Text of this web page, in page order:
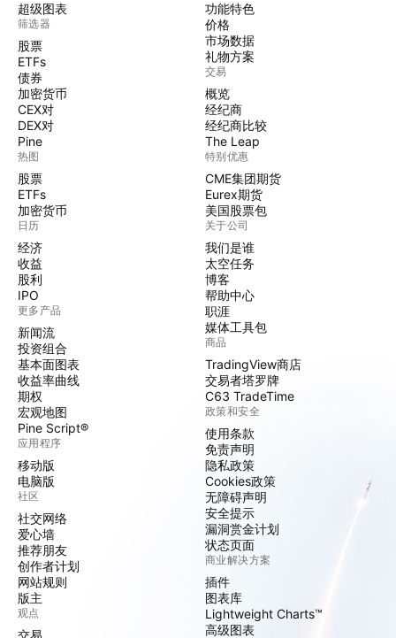
超级图表
筛选器
股票
ETFs
债券
加密货币
CEX对
DEX对
Pine
热图
股票
ETFs
加密货币
日历
经济
收益
股利
IPO
更多产品
新闻流
投资组合
基本面图表
收益率曲线
期权
宏观地图
Pine Script®
应用程序
移动版
电脑版
社区
社交网络
爱心墙
推荐朋友
创作者计划
网站规则
版主
观点
交易
功能特色
价格
市场数据
礼物方案
交易
概览
经纪商
经纪商比较
The Leap
特别优惠
CME集团期货
Eurex期货
美国股票包
关于公司
我们是谁
太空任务
博客
帮助中心
职涯
媒体工具包
商品
TradingView商店
交易者塔罗牌
C63 TradeTime
政策和安全
使用条款
免责声明
隐私政策
Cookies政策
无障碍声明
安全提示
漏洞赏金计划
状态页面
商业解决方案
插件
图表库
Lightweight Charts™
高级图表